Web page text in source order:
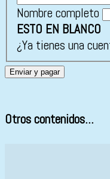
Nombre completo
ESTO EN BLANCO
¿Ya tienes una
Otros contenidos...